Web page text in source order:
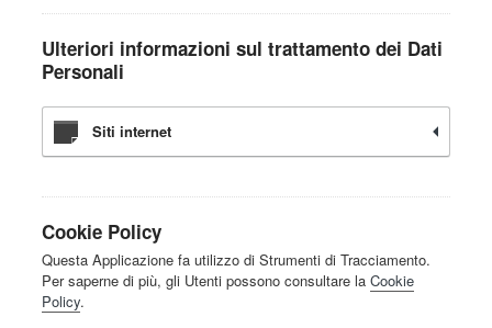
Ulteriori informazioni sul trattamento dei Dati
Personali
Siti internet
Cookie Policy
Questa Applicazione fa utilizzo di Strumenti di Tracciamento.
Per saperne di più, gli Utenti possono consultare la Cookie
Policy.